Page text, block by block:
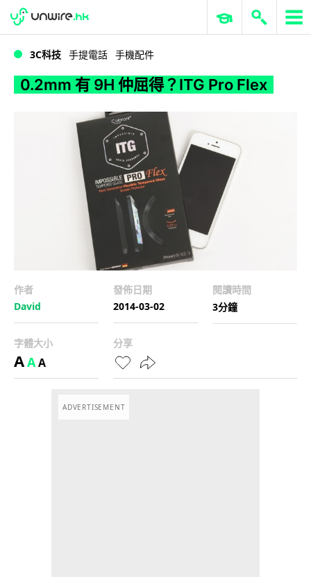
0.2mm 有 9H 仲屈得？ITG Pro Flex
WWDC 2026 ERP 與商業 AI
3C科技 手提電話 手機配件
0.2mm 有 9H 仲屈得？ITG Pro Flex
作者
David
發佈日期
2014-03-02
閱讀時間
3分鐘
字體大小
AAA
分享
ADVERTISEMENT